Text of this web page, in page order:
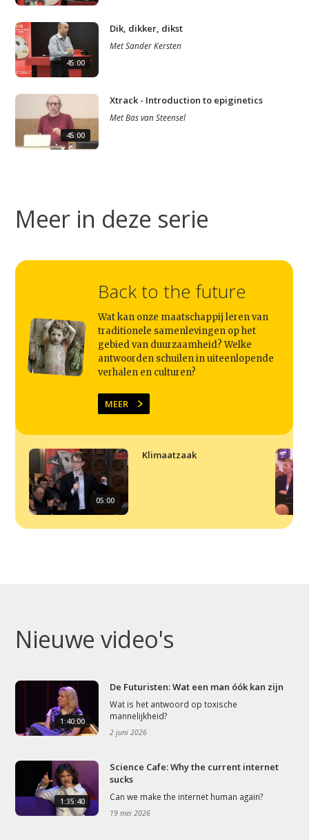
Studium Generale
Podcast
45:00
Dik, dikker, dikst
MetSander Kersten
45:00
Xtrack - Introduction to epiginetics
MetBas van Steensel
Meer in deze serie
Back to the future
Wat kan onze maatschappij leren van
traditionele samenlevingen op het
gebied van duurzaamheid? Welke
antwoorden schuilen in uiteenlopende
verhalen en culturen?
MEER
05:00
Klimaatzaak
Nieuwe video's
1:40:00
De Futuristen: Wat een man óók kan zijn
Wat is het antwoord op toxische
mannelijkheid?
2 juni 2026
1:35:40
Science Cafe: Why the current internet
sucks
Can we make the internet human again?
19 mei 2026